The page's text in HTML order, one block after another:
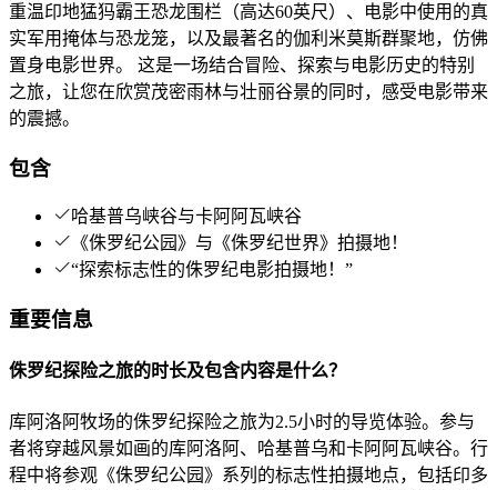
重温印地猛犸霸王恐龙围栏（高达60英尺）、电影中使用的真
实军用掩体与恐龙笼，以及最著名的伽利米莫斯群聚地，仿佛
置身电影世界。 这是一场结合冒险、探索与电影历史的特别
之旅，让您在欣赏茂密雨林与壮丽谷景的同时，感受电影带来
的震撼。
包含
哈基普乌峡谷与卡阿阿瓦峡谷
《侏罗纪公园》与《侏罗纪世界》拍摄地！
“探索标志性的侏罗纪电影拍摄地！”
重要信息
侏罗纪探险之旅的时长及包含内容是什么？
库阿洛阿牧场的侏罗纪探险之旅为2.5小时的导览体验。参与
者将穿越风景如画的库阿洛阿、哈基普乌和卡阿阿瓦峡谷。行
程中将参观《侏罗纪公园》系列的标志性拍摄地点，包括印多